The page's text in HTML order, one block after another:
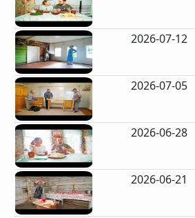
2026-07-12
2026-07-05
2026-06-28
2026-06-21